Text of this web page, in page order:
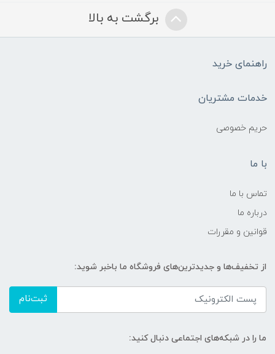
برگشت به بالا
راهنمای خرید
خدمات مشتریان
حریم خصوصی
با ما
تماس با ما
درباره ما
قوانین و مقررات
از تخفیف‌ها و جدیدترین‌های فروشگاه ما باخبر شوید:
ثبت‌نام
ما را در شبکه‌های اجتماعی دنبال کنید: